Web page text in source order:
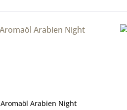
Aromaöl Arabien Night